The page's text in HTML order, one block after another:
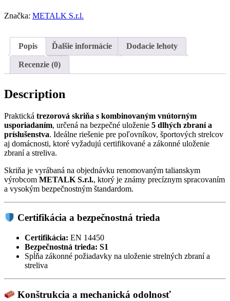
Značka: METALK S.r.l.
Popis Ďalšie informácie Dodacie lehoty
Recenzie (0)
Description
Praktická trezorová skriňa s kombinovaným vnútorným
usporiadaním, určená na bezpečné uloženie 5 dlhých zbraní a
príslušenstva. Ideálne riešenie pre poľovníkov, športových strelcov
aj domácnosti, ktoré vyžadujú certifikované a zákonné uloženie
zbraní a streliva.
Skriňa je vyrábaná na objednávku renomovaným talianskym
výrobcom METALK S.r.l., ktorý je známy precíznym spracovaním
a vysokým bezpečnostným štandardom.
Certifikácia a bezpečnostná trieda
Certifikácia: EN 14450
Bezpečnostná trieda: S1
Spĺňa zákonné požiadavky na uloženie strelných zbraní a
streliva
Konštrukcia a mechanická odolnosť